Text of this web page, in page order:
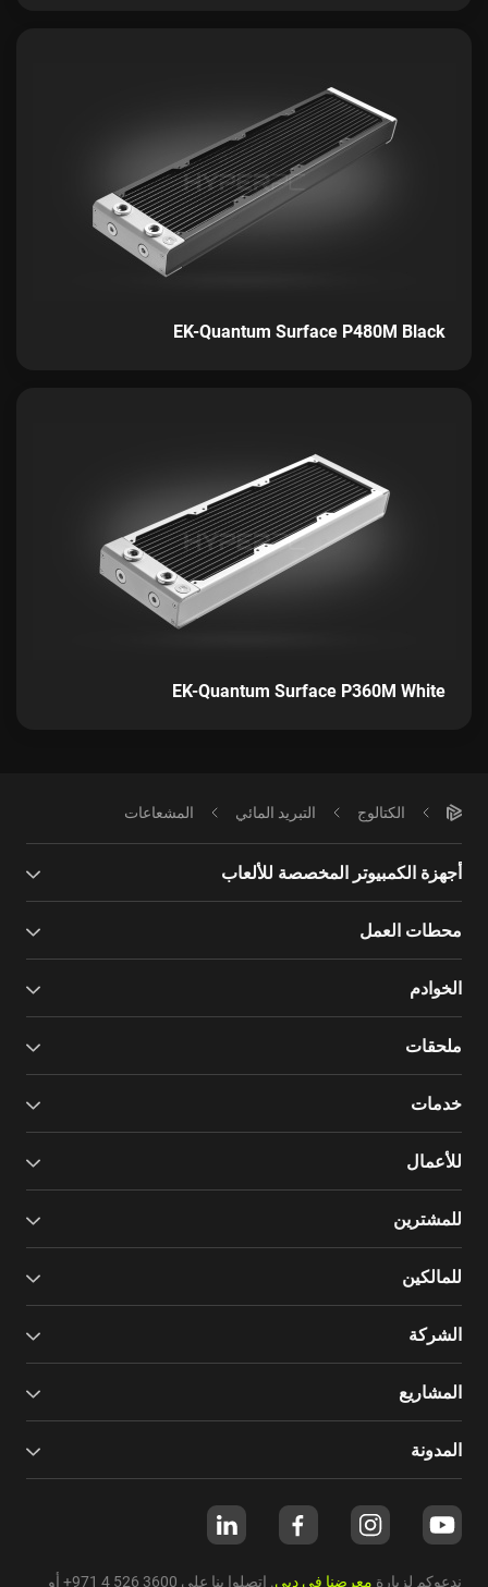
EK-Quantum Surface P480M Black
EK-Quantum Surface P360M White
الكتالوج التبريد المائي المشعاعات
أجهزة الكمبيوتر المخصصة للألعاب
محطات العمل
الخوادم
ملحقات
خدمات
للأعمال
للمشترين
للمالكين
الشركة
المشاريع
المدونة
ندعوكم لزيارة معرضنا في دبي. اتصلوا بنا على +971 4 526 3600 أو